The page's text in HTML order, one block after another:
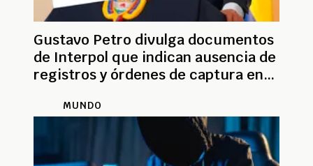
Gustavo Petro divulga documentos
de Interpol que indican ausencia de
registros y órdenes de captura en
MUNDO